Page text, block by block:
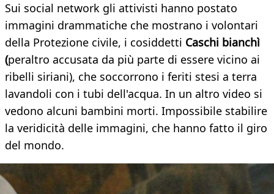
Sui social network gli attivisti hanno postato
immagini drammatiche che mostrano i volontari
della Protezione civile, i cosiddetti Caschi bianchì
(peraltro accusata da più parte di essere vicino ai
ribelli siriani), che soccorrono i feriti stesi a terra
lavandoli con i tubi dell'acqua. In un altro video si
vedono alcuni bambini morti. Impossibile stabilire
la veridicità delle immagini, che hanno fatto il giro
del mondo.